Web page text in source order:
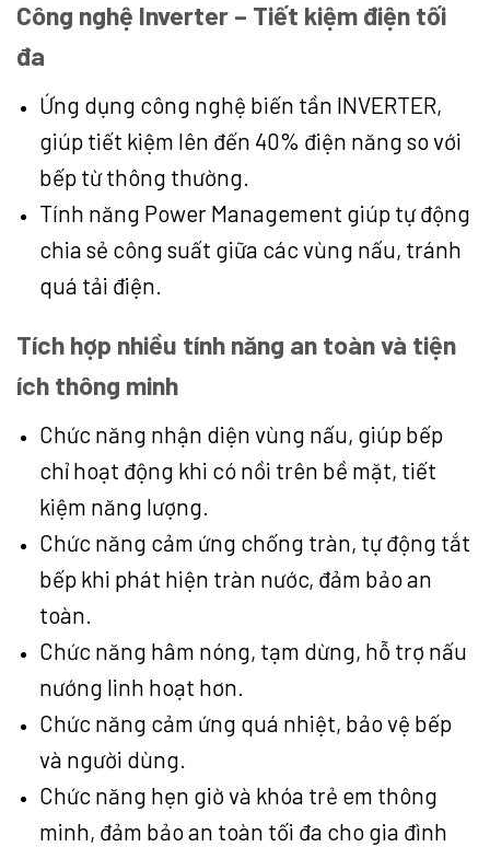
Công nghệ Inverter – Tiết kiệm điện tối
đa
Ứng dụng công nghệ biến tần INVERTER,
giúp tiết kiệm lên đến 40% điện năng so với
bếp từ thông thường.
Tính năng Power Management giúp tự động
chia sẻ công suất giữa các vùng nấu, tránh
quá tải điện.
Tích hợp nhiều tính năng an toàn và tiện
ích thông minh
Chức năng nhận diện vùng nấu, giúp bếp
chỉ hoạt động khi có nồi trên bề mặt, tiết
kiệm năng lượng.
Chức năng cảm ứng chống tràn, tự động tắt
bếp khi phát hiện tràn nước, đảm bảo an
toàn.
Chức năng hâm nóng, tạm dừng, hỗ trợ nấu
nướng linh hoạt hơn.
Chức năng cảm ứng quá nhiệt, bảo vệ bếp
và người dùng.
Chức năng hẹn giờ và khóa trẻ em thông
minh, đảm bảo an toàn tối đa cho gia đình